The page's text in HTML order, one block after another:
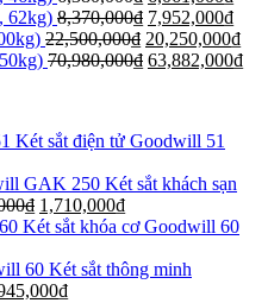
62kg) 8,370,000₫ 7,952,000₫
22,500,000₫ 20,250,000₫
70,980,000₫ 63,882,000₫
Két sắt điện tử Goodwill 51
Két sắt khách sạn
₫ 1,710,000₫
Két sắt khóa cơ Goodwill 60
Két sắt thông minh
₫